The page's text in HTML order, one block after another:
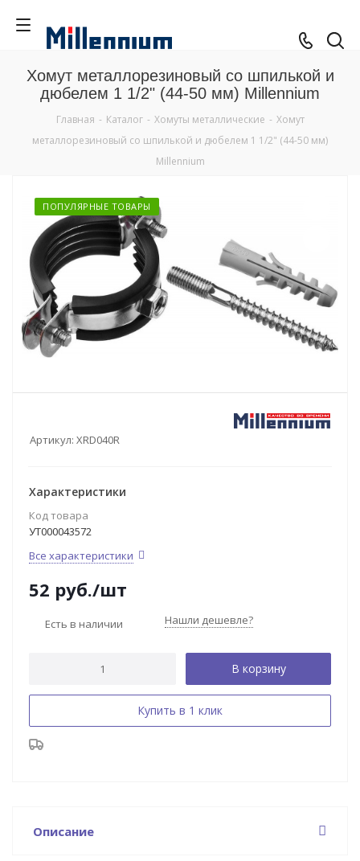
Хомут металлорезиновый со шпилькой и
дюбелем 1 1/2" (44-50 мм) Millennium
Главная - Каталог - Хомуты металлические - Хомут
металлорезиновый со шпилькой и дюбелем 1 1/2" (44-50 мм)
Millennium
ПОПУЛЯРНЫЕ ТОВАРЫ
Артикул: XRD040R
Характеристики
Код товара
УТ000043572
Все характеристики
52 руб./шт
Есть в наличии Нашли дешевле?
В корзину
Купить в 1 клик
Описание